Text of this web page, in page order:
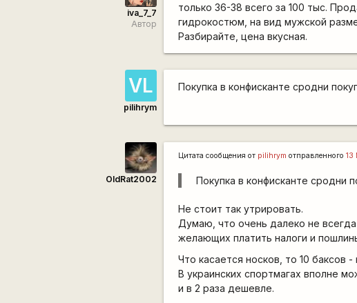
iva_7_7
Автор
только 36-38 всего за 100 тыс.
гидрокостюм, на вид мужской
Разбирайте, цена вкусная.
VL
pilihrym
Покупка в конфисканте сродни
OldRat2002
Цитата сообщения от pilihrym отправленного13
Покупка в конфисканте сродни
Не стоит так утрировать.
Думаю, что очень далеко не
желающих платить налоги и
Что касается носков, то 10 баксов
В украинских спортмагах вполне
и в 2 раза дешевле.